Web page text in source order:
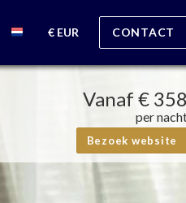
€ EUR CONTACT
Vanaf € 358
per
Bezoek website